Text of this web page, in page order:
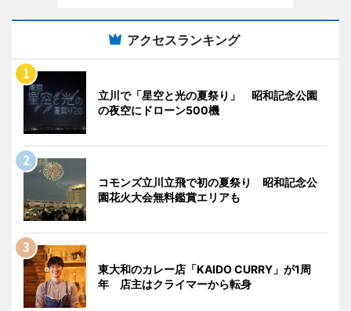
アクセスランキング
立川で「星空と光の夏祭り」 昭和記念公園
の夜空にドローン500機
コモンズ立川立飛で初の夏祭り 昭和記念公
園花火大会無料鑑賞エリアも
東大和のカレー店「KAIDO CURRY」が1周
年 店主はクライマーから転身